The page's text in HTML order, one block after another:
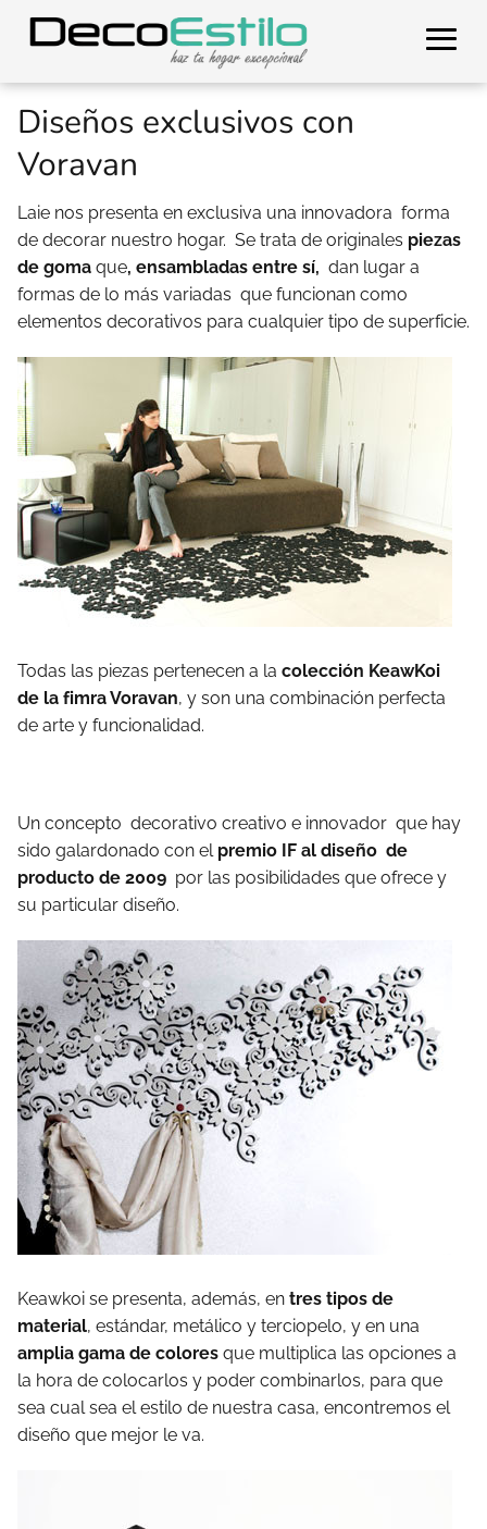
Diseños exclusivos con
Voravan
Laie nos presenta en exclusiva una innovadora forma
de decorar nuestro hogar. Se trata de originales piezas
de goma que, ensambladas entre sí, dan lugar a
formas de lo más variadas que funcionan como
elementos decorativos para cualquier tipo de superficie.
Todas las piezas pertenecen a la colección KeawKoi
de la fimra Voravan, y son una combinación perfecta
de arte y funcionalidad.
Un concepto decorativo creativo e innovador que hay
sido galardonado con el premio IF al diseño de
producto de 2009 por las posibilidades que ofrece y
su particular diseño.
Keawkoi se presenta, además, en tres tipos de
material, estándar, metálico y terciopelo, y en una
amplia gama de colores que multiplica las opciones a
la hora de colocarlos y poder combinarlos, para que
sea cual sea el estilo de nuestra casa, encontremos el
diseño que mejor le va.